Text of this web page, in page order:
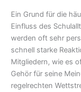
Ein Grund für die
Einfluss des
werden oft sehr
schnell starke
Mitgliedern, wie es
Gehör für seine
regelrechten